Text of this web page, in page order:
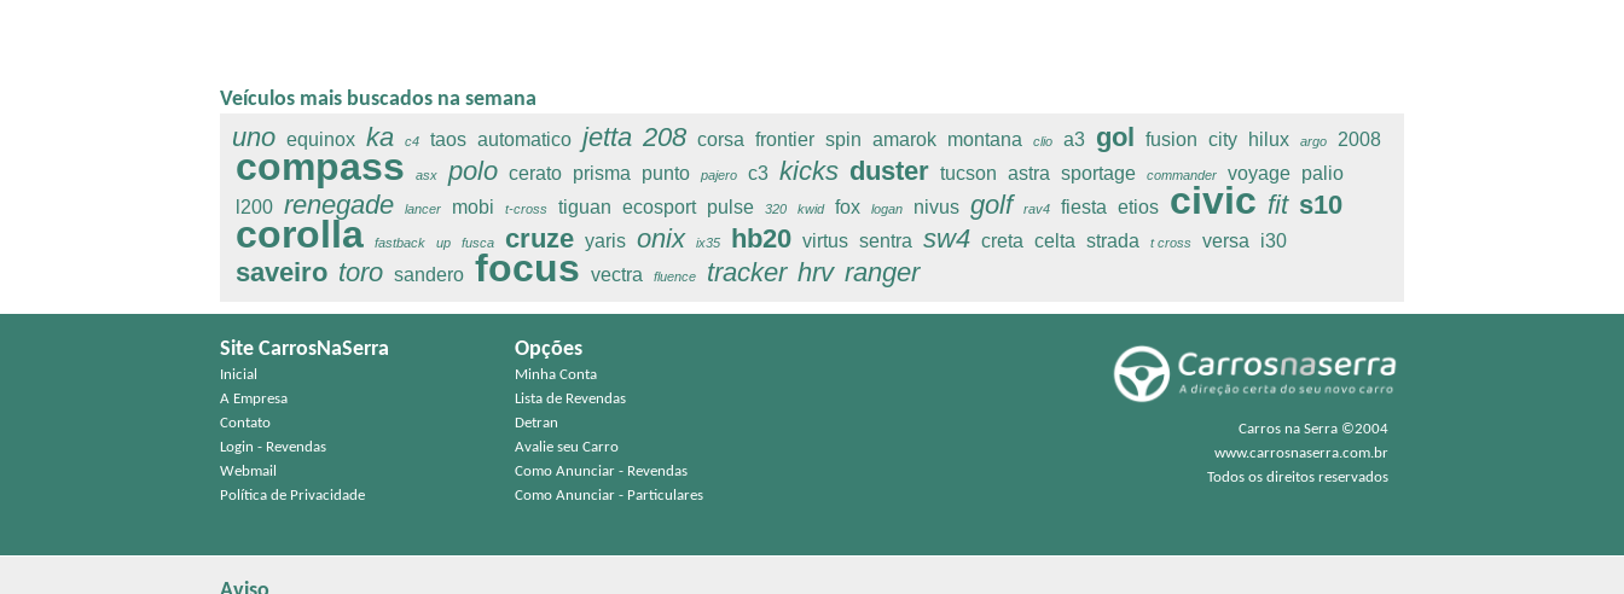
Veículos mais buscados na semana
uno equinox ka c4 taos automatico jetta 208 corsa frontier spin amarok montana clio a3 gol fusion city hilux argo 2008
compass asx polo cerato prisma punto pajero c3 kicks duster tucson astra sportage commander voyage palio
l200 renegade lancer mobi t-cross tiguan ecosport pulse 320 kwid fox logan nivus golf rav4 fiesta etios civic fit s10
corolla fastback up fusca cruze yaris onix ix35 hb20 virtus sentra sw4 creta celta strada t cross versa i30
saveiro toro sandero focus vectra fluence tracker hrv ranger
Site CarrosNaSerra
Inicial
A Empresa
Contato
Login - Revendas
Webmail
Política de Privacidade
Opções
Minha Conta
Lista de Revendas
Detran
Avalie seu Carro
Como Anunciar - Revendas
Como Anunciar - Particulares
Carros na Serra ©2004
www.carrosnaserra.com.br
Todos os direitos reservados